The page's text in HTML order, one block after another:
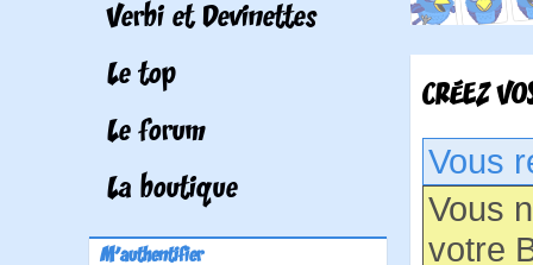
Verbi et Devinettes
Le top
Le forum
La boutique
M'authentifier
CRÉEZ
Vous
Vous
votre